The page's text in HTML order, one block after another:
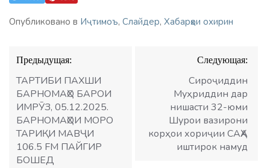
Опубликовано в Иҷтимоъ, Слайдер, Хабарҳои охирин
Навигация
по
записям
Предыдущая:
ТАРТИБИ ПАХШИ
БАРНОМАҲО БАРОИ
ИМРӮЗ, 05.12.2025.
БАРНОМАҲОИ МОРО
ТАРИҚИ МАВҶИ
106.5 FM ПАЙГИР
БОШЕД
Следующая:
Сироҷиддин
Муҳриддин дар
нишасти 32-юми
Шурои вазирони
корҳои хориҷии САҲА
иштирок намуд